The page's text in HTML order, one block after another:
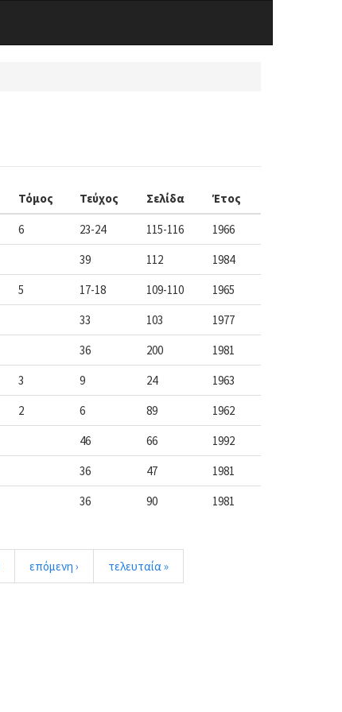
Τόμος Τεύχος Σελίδα Έτος
6 23-24 115-116
1966
39 112
1984
5 17-18 109-110
1965
33 103
1977
36 200
1981
3 9 24
1963
2 6 89
1962
46 66
1992
36 47
1981
36 90 1981
επόμενη › τελευταία »